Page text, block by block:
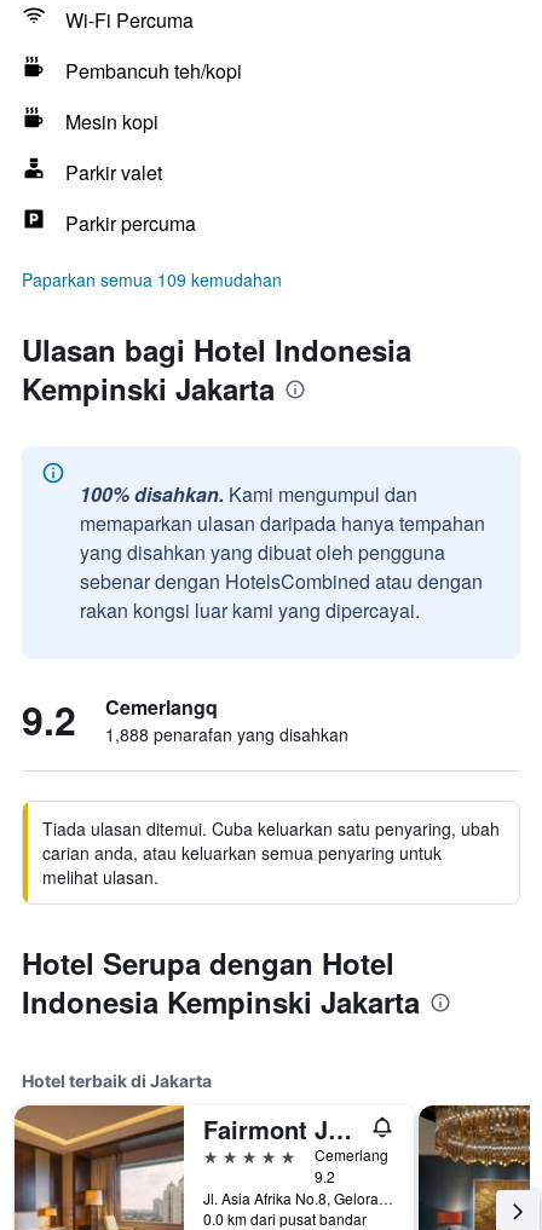
Wi-Fi Percuma
Pembancuh teh/kopi
Mesin kopi
Parkir valet
Parkir percuma
Paparkan semua 109 kemudahan
Ulasan bagi Hotel Indonesia
Kempinski Jakarta
100% disahkan. Kami mengumpul dan
memaparkan ulasan daripada hanya tempahan
yang disahkan yang dibuat oleh pengguna
sebenar dengan HotelsCombined atau dengan
rakan kongsi luar kami yang dipercayai.
9.2 Cemerlangq
1,888 penarafan yang disahkan
Tiada ulasan ditemui. Cuba keluarkan satu penyaring, ubah
carian anda, atau keluarkan semua penyaring untuk
melihat ulasan.
Hotel Serupa dengan Hotel
Indonesia Kempinski Jakarta
Hotel terbaik di Jakarta
Fairmont Jakarta
5 bintang
Cemerlang
9.2
Jl. Asia Afrika No.8, Gelora Bung Karno, Jakarta, Indonesia
0.0 km dari pusat bandar